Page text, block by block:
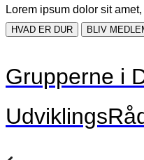
Lorem ipsum dolor sit
HVAD ER DUR BLIV
Grupperne i